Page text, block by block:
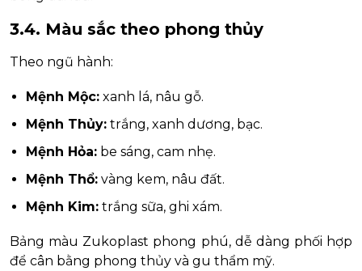
3.4. Màu sắc theo phong thủy
Theo ngũ hành:
Mệnh Mộc: xanh lá, nâu gỗ.
Mệnh Thủy: trắng, xanh dương, bạc.
Mệnh Hỏa: be sáng, cam nhẹ.
Mệnh Thổ: vàng kem, nâu đất.
Mệnh Kim: trắng sữa, ghi xám.
Bảng màu Zukoplast phong phú, dễ dàng phối hợp
để cân bằng phong thủy và gu thẩm mỹ.